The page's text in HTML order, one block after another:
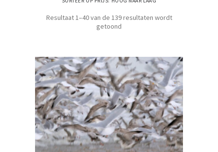
Resultaat 1–40 van de 139 resultaten wordt
getoond